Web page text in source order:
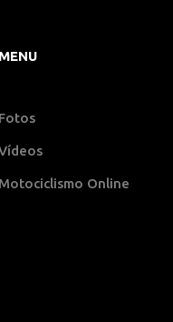
MENU
Fotos
Motociclismo Online